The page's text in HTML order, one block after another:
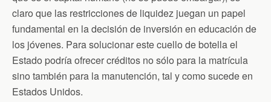
claro que las restricciones de liquidez juegan un papel
fundamental en la decisión de inversión en educación de
los jóvenes. Para solucionar este cuello de botella el
Estado podría ofrecer créditos no sólo para la matrícula
sino también para la manutención, tal y como sucede en
Estados Unidos.